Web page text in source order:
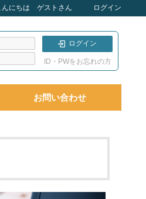
んにちは ゲストさん ログイン
ログイン
ID・PWをお忘れの方
お問い合わせ